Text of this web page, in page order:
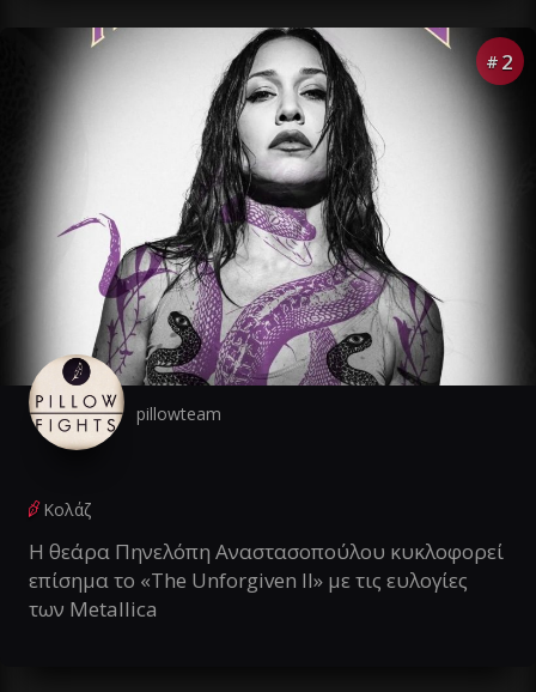
# 2
pillowteam
Κολάζ
Η θεάρα Πηνελόπη Αναστασοπούλου κυκλοφορεί
επίσημα το «The Unforgiven II» με τις ευλογίες
των Metallica